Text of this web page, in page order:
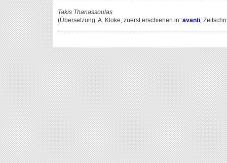
Takis Thanassoulas
(Übersetzung: A. Kloke, zuerst erschienen in: avanti ,